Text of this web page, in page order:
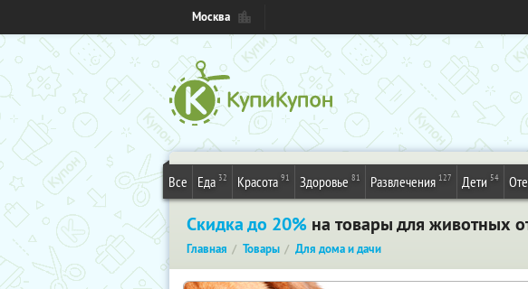
Москва
Все Еда 32 Красота 91 Здоровье 81 Развлечения 127 Дети 54
Cкидка до 20% на товары для животных
Главная Товары Для дома и дачи